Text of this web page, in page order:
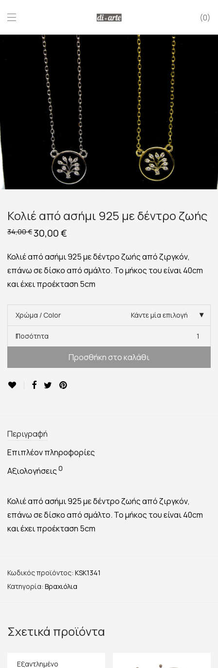
0
Κολιέ από ασήμι 925 με δέντρο ζωής
34,00€ Original
price
34,00 €.
30,00€
30,00 €.
Κολιέ από ασήμι 925 με δέντρο ζωής από ζιργκόν,
επάνω σε δίσκο από σμάλτο. Το μήκος του είναι 40cm
και έχει προέκταση 5cm
Χρώμα / Color Κάντε μία επιλογή
Ποσότητα
1
Προσθήκη στο καλάθι
Περιγραφή
Επιπλέον πληροφορίες
Αξιολογήσεις 0
Κολιέ από ασήμι 925 με δέντρο ζωής από ζιργκόν,
επάνω σε δίσκο από σμάλτο. Το μήκος του είναι 40cm
και έχει προέκταση 5cm
Κωδικός προϊόντος: KSK1341
Κατηγορία: Βραχιόλια
Σχετικά προϊόντα